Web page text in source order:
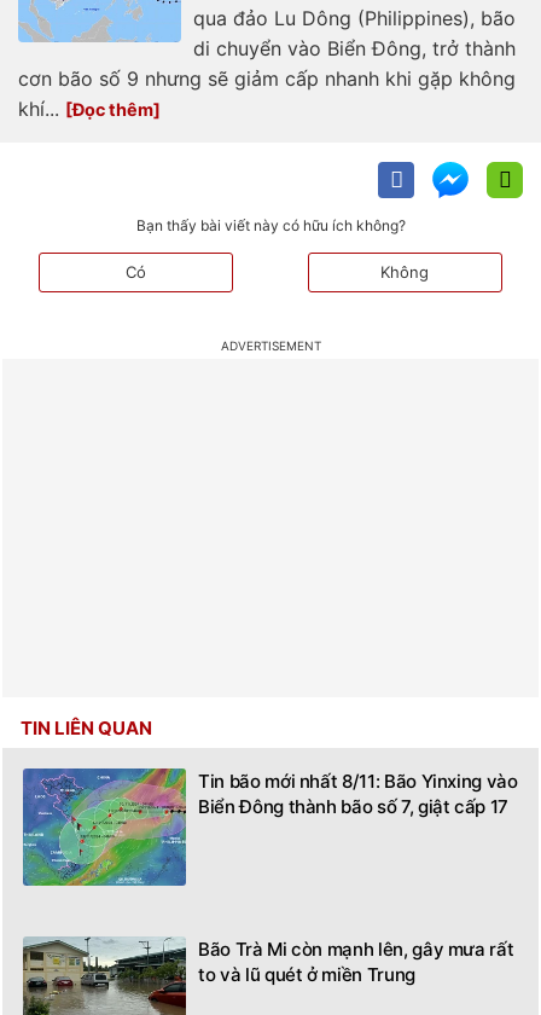
qua đảo Lu Dông (Philippines), bão
di chuyển vào Biển Đông, trở thành
cơn bão số 9 nhưng sẽ giảm cấp nhanh khi gặp không
khí...
Bạn thấy bài viết này có hữu ích không?
Có Không
TIN LIÊN QUAN
Tin bão mới nhất 8/11: Bão Yinxing vào
Biển Đông thành bão số 7, giật cấp 17
Bão Trà Mi còn mạnh lên, gây mưa rất
to và lũ quét ở miền Trung